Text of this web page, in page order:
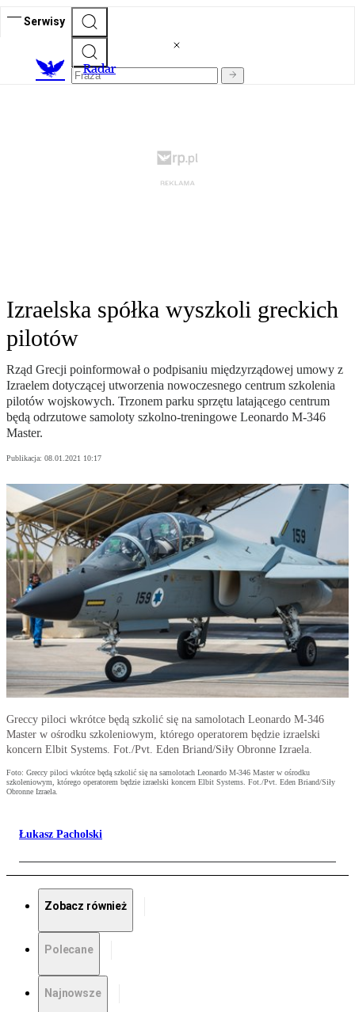
Serwisy
Radar
Izraelska spółka wyszkoli greckich
pilotów
Rząd Grecji poinformował o podpisaniu międzyrządowej umowy z
Izraelem dotyczącej utworzenia nowoczesnego centrum szkolenia
pilotów wojskowych. Trzonem parku sprzętu latającego centrum
będą odrzutowe samoloty szkolno-treningowe Leonardo M-346
Master.
Publikacja: 08.01.2021 10:17
Greccy piloci wkrótce będą szkolić się na samolotach Leonardo M-346
Master w ośrodku szkoleniowym, którego operatorem będzie izraelski
koncern Elbit Systems. Fot./Pvt. Eden Briand/Siły Obronne Izraela.
Foto: Greccy piloci wkrótce będą szkolić się na samolotach Leonardo M-346 Master w ośrodku
szkoleniowym, którego operatorem będzie izraelski koncern Elbit Systems. Fot./Pvt. Eden Briand/Siły
Obronne Izraela.
Łukasz Pacholski
Zobacz również
Polecane
Najnowsze